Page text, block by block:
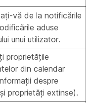
vă de la notificările
aduse
unui utilizator.
proprietățile
din calendar
despre
proprietăți extinse).